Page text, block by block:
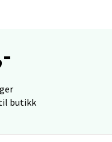
butikk
- Thon Senter Moa
20